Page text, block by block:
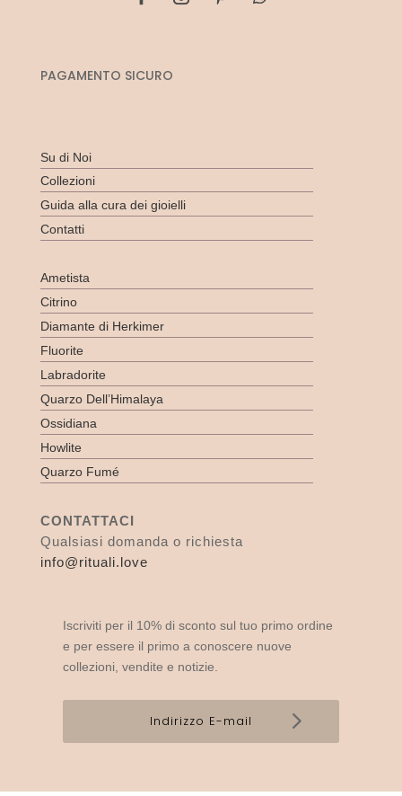
PAGAMENTO SICURO
Su di Noi
Collezioni
Guida alla cura dei gioielli
Contatti
Ametista
Citrino
Diamante di Herkimer
Fluorite
Labradorite
Quarzo Dell’Himalaya
Ossidiana
Howlite
Quarzo Fumé
CONTATTACI
Qualsiasi domanda o richiesta
info@rituali.love
Iscriviti per il 10% di sconto sul tuo primo ordine
e per essere il primo a conoscere nuove
collezioni, vendite e notizie.